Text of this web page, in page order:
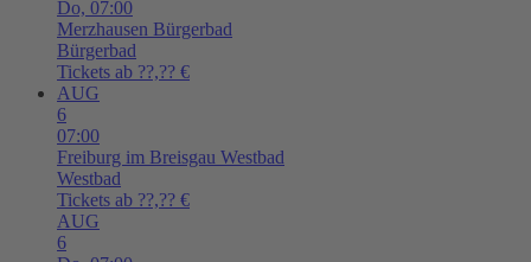
Do, 07:00
Merzhausen Bürgerbad
Bürgerbad
Tickets ab ??,?? €
AUG
6
07:00
Freiburg im Breisgau Westbad
Westbad
Tickets ab ??,?? €
AUG
6